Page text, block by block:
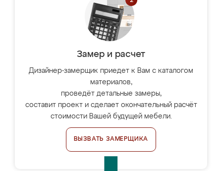
Замер и расчет
Дизайнер-замерщик приедет к Вам с каталогом
материалов,
проведёт детальные замеры,
составит проект и сделает окончательный расчёт
стоимости Вашей будущей мебели.
ВЫЗВАТЬ ЗАМЕРЩИКА